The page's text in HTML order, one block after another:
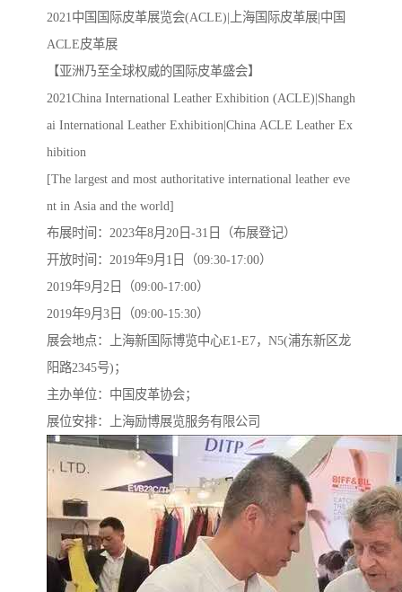
2021中国国际皮革展览会(ACLE)|上海国际皮革展|中国
ACLE皮革展
【亚洲乃至全球权威的国际皮革盛会】
2021China International Leather Exhibition (ACLE)|Shangh
ai International Leather Exhibition|China ACLE Leather Ex
hibition
[The largest and most authoritative international leather eve
nt in Asia and the world]
布展时间：2023年8月20日-31日（布展登记）
开放时间：2019年9月1日（09:30-17:00）
2019年9月2日（09:00-17:00）
2019年9月3日（09:00-15:30）
展会地点：上海新国际博览中心E1-E7，N5(浦东新区龙
阳路2345号)；
主办单位：中国皮革协会；
展位安排：上海励博展览服务有限公司